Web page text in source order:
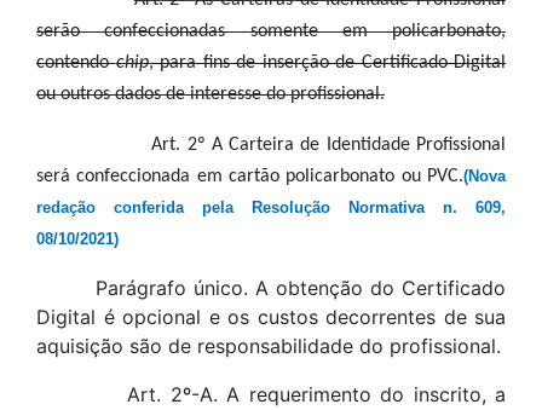
serão confeccionadas somente em policarbonato,
contendo chip, para fins de inserção de Certificado Digital
ou outros dados de interesse do profissional.
Art. 2º A Carteira de Identidade Profissional
será confeccionada em cartão policarbonato ou PVC.(Nova
redação conferida pela Resolução Normativa n. 609,
08/10/2021)
Parágrafo único. A obtenção do Certificado
Digital é opcional e os custos decorrentes de sua
aquisição são de responsabilidade do profissional.
Art. 2º-A. A requerimento do inscrito, a